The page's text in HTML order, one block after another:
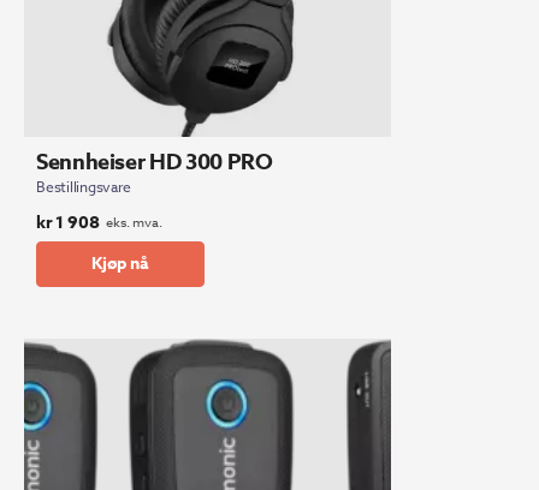
Sennheiser HD 300 PRO
Bestillingsvare
kr1 908 eks. mva.
Kjøp nå